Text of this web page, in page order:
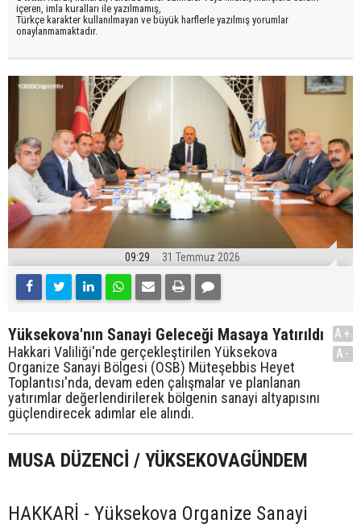
içeren, imla kuralları ile yazılmamış,
Türkçe karakter kullanılmayan ve büyük harflerle yazılmış yorumlar
onaylanmamaktadır.
09:29 31 Temmuz 2026
Yüksekova'nın Sanayi Geleceği Masaya Yatırıldı
Hakkari Valiliği'nde gerçekleştirilen Yüksekova
Organize Sanayi Bölgesi (OSB) Müteşebbis Heyet
Toplantısı'nda, devam eden çalışmalar ve planlanan
yatırımlar değerlendirilerek bölgenin sanayi altyapısını
güçlendirecek adımlar ele alındı.
A+
A-
MUSA DÜZENCİ / YÜKSEKOVAGÜNDEM
HAKKARİ - Yüksekova Organize Sanayi